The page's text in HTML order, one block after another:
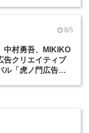
8/5
中村勇吾、MIKIKO
告クリエイティブ
ル「虎ノ門広告